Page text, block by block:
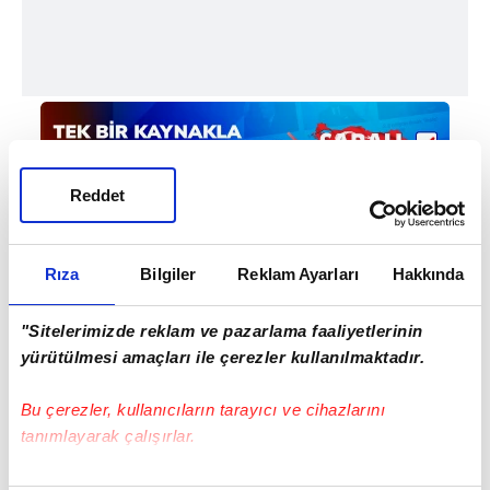
Rıza Bilgiler Reklam Ayarları Hakkında
"Sitelerimizde reklam ve pazarlama faaliyetlerinin
yürütülmesi amaçları ile çerezler kullanılmaktadır.
Bu çerezler, kullanıcıların tarayıcı ve cihazlarını
tanımlayarak çalışırlar.
Reddet
Haber Girişi
Doğukan Yıldırım - Editör